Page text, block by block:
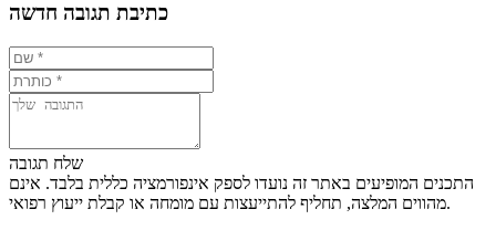
כתיבת תגובה חדשה
שלח תגובה
התכנים המופיעים באתר זה נועדו לספק אינפורמציה כללית בלבד. אינם
מהווים המלצה, תחליף להתייעצות עם מומחה או קבלת ייעוץ רפואי.